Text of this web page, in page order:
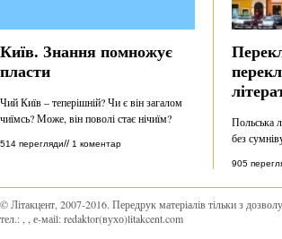
Київ. Знання помножує
пласти
Чий Київ – теперішній? Чи є він загалом
чиїмсь? Може, він поволі стає нічиїм?
514 перегляди// 1 коментар
Польська
без
905
© Літакцент, 2007-2016. Передрук матеріалів тільки з
тел.:
, е-маіl:redaktor(вухо)litakcent.com